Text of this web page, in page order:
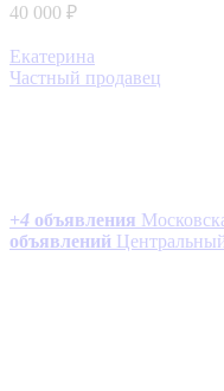
40 000 ₽
Екатерина
Частный продавец
+4 объявления
объявлений